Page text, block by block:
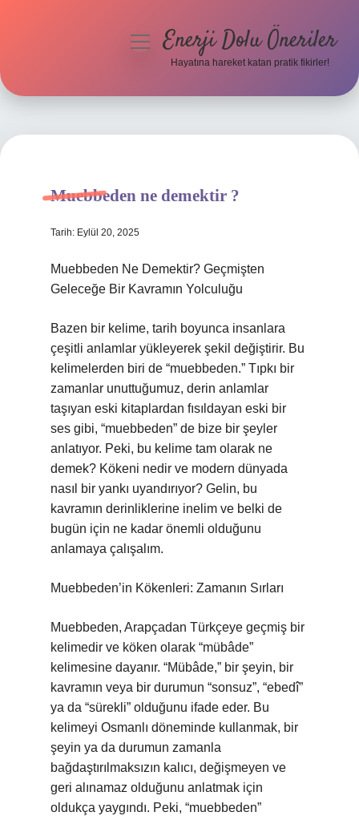
Hakkımızda
menüyüEnerji Dolu Öneriler
Hayatına hareket katan pratik fikirler!
Muebbeden ne demektir ?
Tarih: Eylül 20, 2025
Muebbeden Ne Demektir? Geçmişten
Geleceğe Bir Kavramın Yolculuğu
Bazen bir kelime, tarih boyunca insanlara
çeşitli anlamlar yükleyerek şekil değiştirir. Bu
kelimelerden biri de “muebbeden.” Tıpkı bir
zamanlar unuttuğumuz, derin anlamlar
taşıyan eski kitaplardan fısıldayan eski bir
ses gibi, “muebbeden” de bize bir şeyler
anlatıyor. Peki, bu kelime tam olarak ne
demek? Kökeni nedir ve modern dünyada
nasıl bir yankı uyandırıyor? Gelin, bu
kavramın derinliklerine inelim ve belki de
bugün için ne kadar önemli olduğunu
anlamaya çalışalım.
Muebbeden’in Kökenleri: Zamanın Sırları
Muebbeden, Arapçadan Türkçeye geçmiş bir
kelimedir ve köken olarak “mübâde”
kelimesine dayanır. “Mübâde,” bir şeyin, bir
kavramın veya bir durumun “sonsuz”, “ebedî”
ya da “sürekli” olduğunu ifade eder. Bu
kelimeyi Osmanlı döneminde kullanmak, bir
şeyin ya da durumun zamanla
bağdaştırılmaksızın kalıcı, değişmeyen ve
geri alınamaz olduğunu anlatmak için
oldukça yaygındı. Peki, “muebbeden”